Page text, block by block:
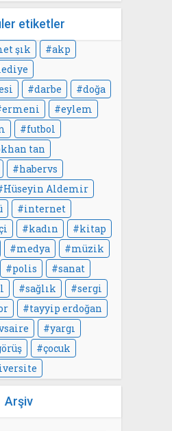
etiketler
şık
akp
darbe
doğa
ermeni
eylem
futbol
tan
habervs
Hüseyin Aldemir
internet
kadın
kitap
medya
müzik
polis
sanat
sağlık
sergi
tayyip erdoğan
yargı
çocuk
Arşiv